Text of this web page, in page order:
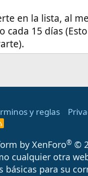
en la lista, al
cada 15 días
y reglas
R
S
by XenForo® ©
cualquier otra
básicas para su